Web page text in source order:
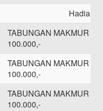
Hadiah
TABUNGAN MAKMUR
100.000,-
TABUNGAN MAKMUR
100.000,-
TABUNGAN MAKMUR
100.000,-